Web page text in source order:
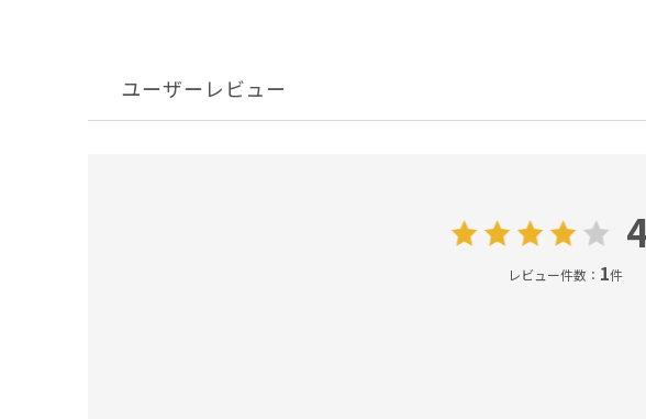
ユーザーレビュー
レビュー件数： 1件